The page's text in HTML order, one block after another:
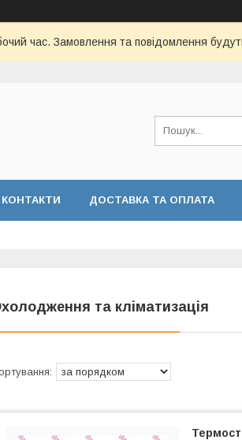
час. Замовлення та повідомлення
КОНТАКТИ ДОСТАВКА ТА ОПЛАТА
та кліматизація